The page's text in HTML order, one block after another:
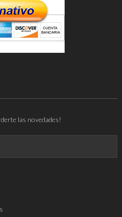
las novedades!